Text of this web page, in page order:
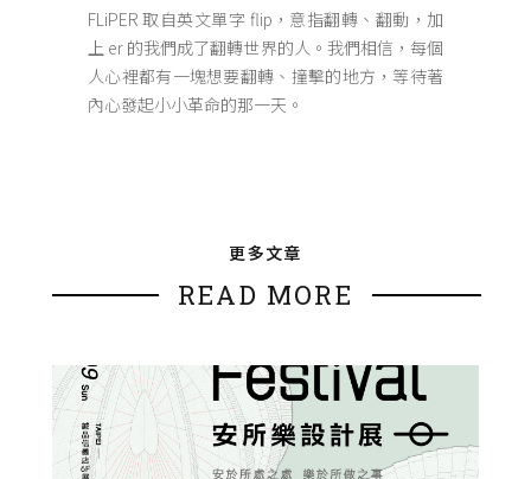
FLiPER 取自英文單字 flip，意指翻轉、翻動，加
上 er 的我們成了翻轉世界的人。我們相信，每個
人心裡都有一塊想要翻轉、撞擊的地方，等待著
內心發起小小革命的那一天。
更多文章
READ MORE